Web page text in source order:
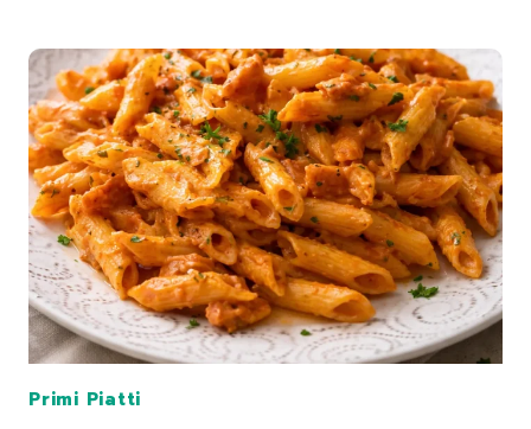
E
MOZZARELLA
AL
FORNO
Primi Piatti